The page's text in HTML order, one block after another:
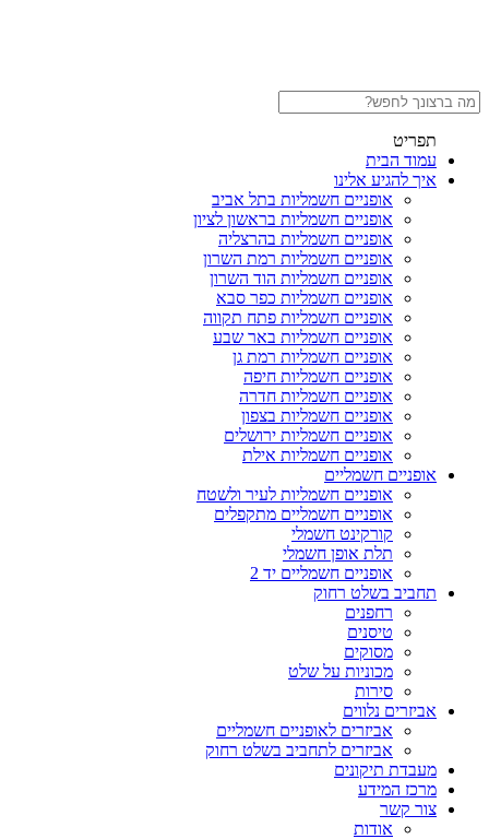
תפריט
עמוד הבית
איך להגיע אלינו
אופניים חשמליות בתל אביב
אופניים חשמליות בראשון לציון
אופניים חשמליות בהרצליה
אופניים חשמליות רמת השרון
אופניים חשמליות הוד השרון
אופניים חשמליות כפר סבא
אופניים חשמליות פתח תקווה
אופניים חשמליות באר שבע
אופניים חשמליות רמת גן
אופניים חשמליות חיפה
אופניים חשמליות חדרה
אופניים חשמליות בצפון
אופניים חשמליות ירושלים
אופניים חשמליות אילת
אופניים חשמליים
אופניים חשמליות לעיר ולשטח
אופניים חשמליים מתקפלים
קורקינט חשמלי
תלת אופן חשמלי
אופניים חשמליים יד 2
תחביב בשלט רחוק
רחפנים
טיסנים
מסוקים
מכוניות על שלט
סירות
אביזרים נלווים
אביזרים לאופניים חשמליים
אביזרים לתחביב בשלט רחוק
מעבדת תיקונים
מרכז המידע
צור קשר
אודות